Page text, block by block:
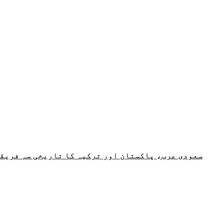
سعودی عرب، پاکستان اور ترکیہ کا تاریخی سہ